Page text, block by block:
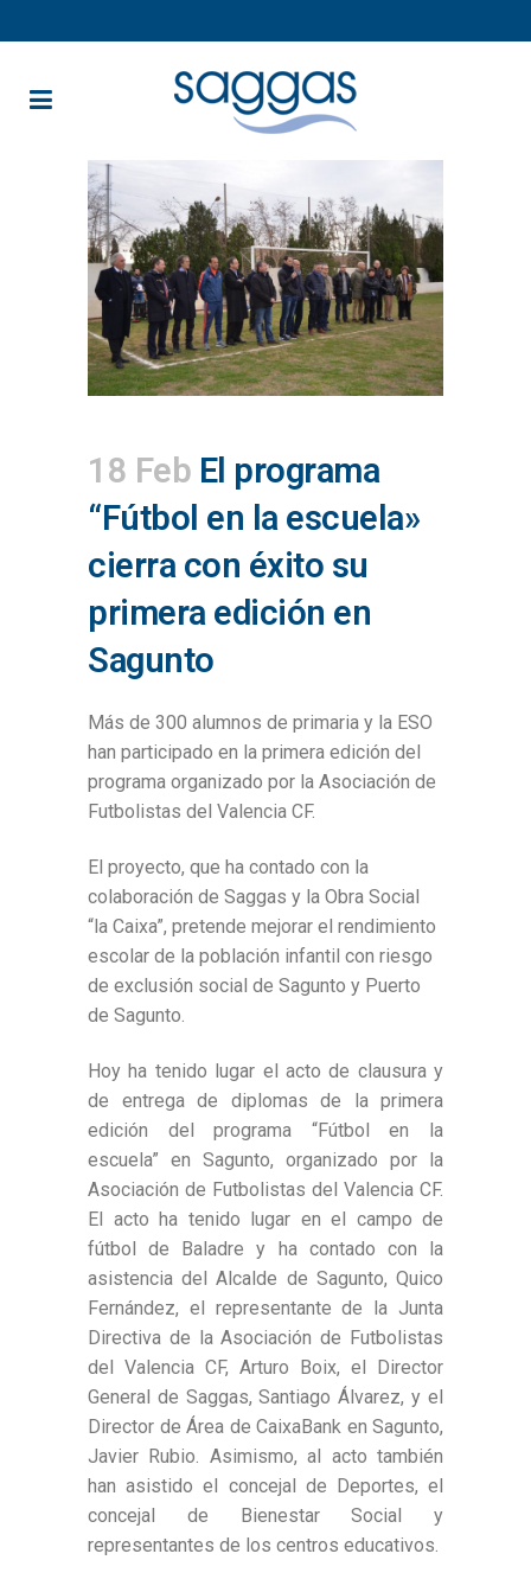
18 Feb El programa
“Fútbol en la escuela»
cierra con éxito su
primera edición en
Sagunto
Más de 300 alumnos de primaria y la ESO
han participado en la primera edición del
programa organizado por la Asociación de
Futbolistas del Valencia CF.
El proyecto, que ha contado con la
colaboración de Saggas y la Obra Social
“la Caixa”, pretende mejorar el rendimiento
escolar de la población infantil con riesgo
de exclusión social de Sagunto y Puerto
de Sagunto.
Hoy ha tenido lugar el acto de clausura y
de entrega de diplomas de la primera
edición del programa “Fútbol en la
escuela” en Sagunto, organizado por la
Asociación de Futbolistas del Valencia CF.
El acto ha tenido lugar en el campo de
fútbol de Baladre y ha contado con la
asistencia del Alcalde de Sagunto, Quico
Fernández, el representante de la Junta
Directiva de la Asociación de Futbolistas
del Valencia CF, Arturo Boix, el Director
General de Saggas, Santiago Álvarez, y el
Director de Área de CaixaBank en Sagunto,
Javier Rubio. Asimismo, al acto también
han asistido el concejal de Deportes, el
concejal de Bienestar Social y
representantes de los centros educativos.